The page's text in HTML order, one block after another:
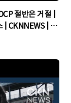
절반은 거절 |
| 캐